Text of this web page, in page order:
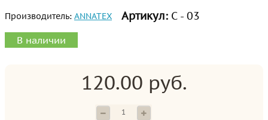
Производитель: ANNATEX Артикул: С - 03
В наличии
120.00 руб.